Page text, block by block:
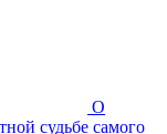
О
судьбе самого